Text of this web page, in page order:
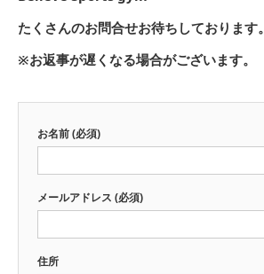
たくさんのお問合せお待ちしております。
※お返事が遅くなる場合がございます。
お名前 (必須)
メールアドレス (必須)
住所